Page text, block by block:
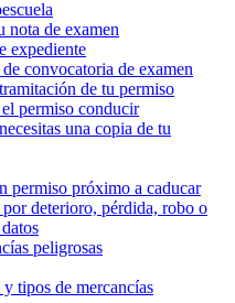
nota de examen
expediente
convocatoria de examen
de tu permiso
permiso conducir
una copia de tu
permiso próximo a caducar
deterioro, pérdida, robo o
peligrosas
tipos de mercancías